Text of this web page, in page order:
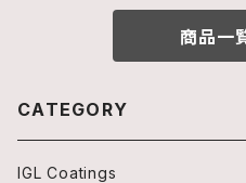
商品一
CATEGORY
IGL Coatings